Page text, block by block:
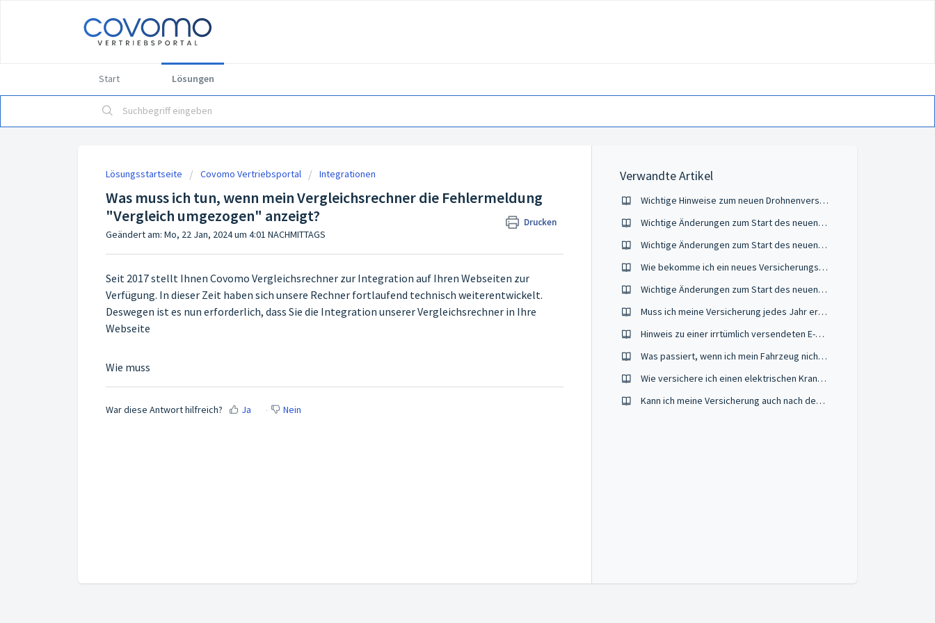
Start Lösungen
Lösungsstartseite Covomo Vertriebsportal Integrationen
Was muss ich tun, wenn mein Vergleichsrechner die Fehlermeldung
"Vergleich umgezogen" anzeigt?
Drucken
Geändert am: Mo, 22 Jan, 2024 um 4:01 NACHMITTAGS
Seit 2017 stellt Ihnen Covomo Vergleichsrechner zur Integration auf Ihren Webseiten zur
Verfügung. In dieser Zeit haben sich unsere Rechner fortlaufend technisch weiterentwickelt.
Deswegen ist es nun erforderlich, dass Sie die Integration unserer Vergleichsrechner in Ihre
Webseite
Wie muss
War diese Antwort hilfreich? Ja Nein
Verwandte Artikel
Wichtige Hinweise zum neuen Drohnenversicherungsvergleich
Wichtige Änderungen zum Start des neuen Verkehrsjahres 2024/2025
Wichtige Änderungen zum Start des neuen Verkehrsjahres 2025/2026
Wie bekomme ich ein neues Versicherungskennzeichen?
Wichtige Änderungen zum Start des neuen Verkehrsjahres 2026/27
Muss ich meine Versicherung jedes Jahr erneuern?
Hinweis zu einer irrtümlich versendeten E-Mail zum Thema „Versicherungsschein“
Was passiert, wenn ich mein Fahrzeug nicht versichere?
Wie versichere ich einen elektrischen Krankenfahrstuhl?
Kann ich meine Versicherung auch nach dem 1. März abschließen?